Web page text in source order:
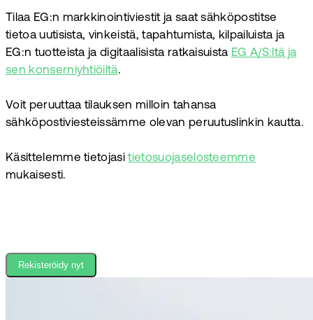
Tilaa EG:n markkinointiviestit ja saat sähköpostitse
tietoa uutisista, vinkeistä, tapahtumista, kilpailuista ja
EG:n tuotteista ja digitaalisista ratkaisuista EG A/S:ltä ja
sen konserniyhtiöiltä.
Voit peruuttaa tilauksen milloin tahansa
sähköpostiviesteissämme olevan peruutuslinkin kautta.
Käsittelemme tietojasitietosuojaselosteemme
mukaisesti.
Rekisteröidy nyt